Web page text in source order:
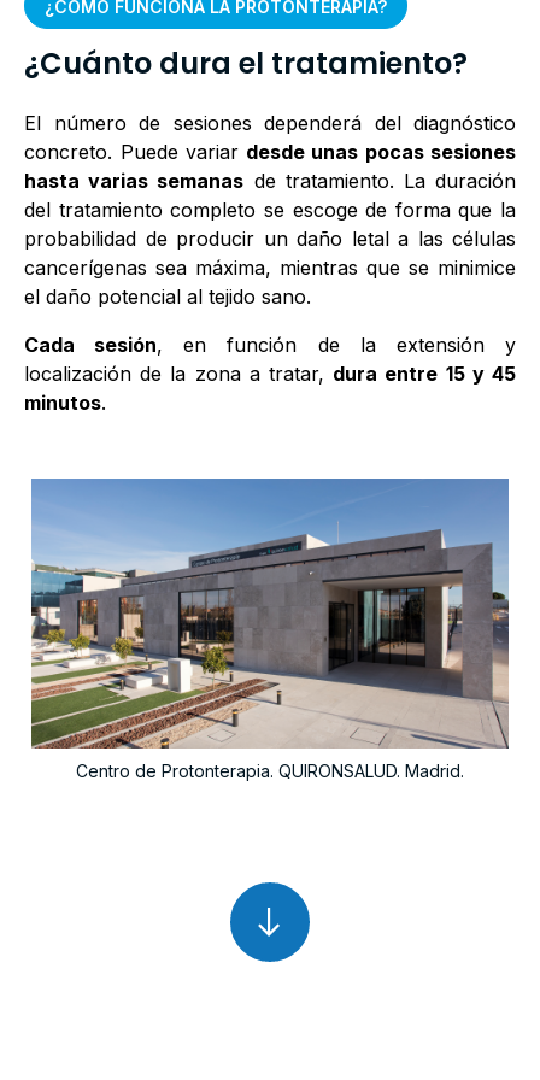
arrow_right_alt
Centro de Protonterapia. QUIRONSALUD. Madrid.
¿CÓMO FUNCIONA LA PROTONTERAPIA?
¿Cuánto dura el tratamiento?
El número de sesiones dependerá del diagnóstico
concreto. Puede variar desde unas pocas sesiones
hasta varias semanas de tratamiento. La duración
del tratamiento completo se escoge de forma que la
probabilidad de producir un daño letal a las células
cancerígenas sea máxima, mientras que se minimice
el daño potencial al tejido sano.
Cada sesión, en función de la extensión y
localización de la zona a tratar, dura entre 15 y 45
minutos.